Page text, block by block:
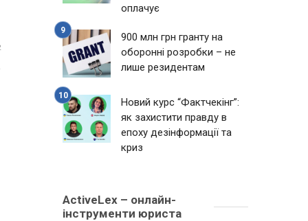
оплачує
900 млн грн гранту на
оборонні розробки – не
лише резидентам
Новий курс “Фактчекінг”:
як захистити правду в
епоху дезінформації та
криз
ActiveLex – онлайн-
інструменти юриста